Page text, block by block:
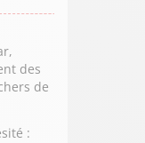
des
de
: